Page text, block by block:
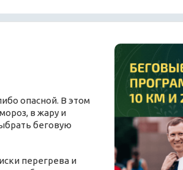
опасной. В этом
в жару и
беговую
перегрева и